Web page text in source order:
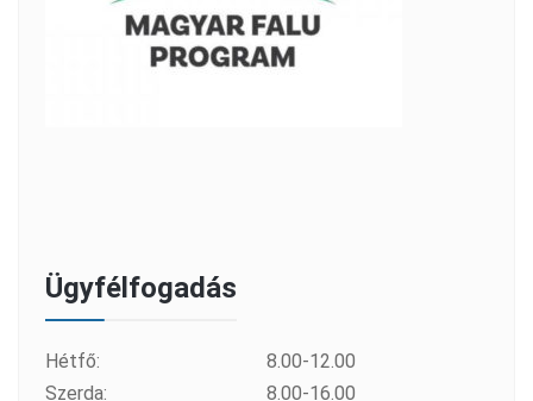
Ügyfélfogadás
Hétfő:
8.00-12.00
Szerda:
8.00-16.00